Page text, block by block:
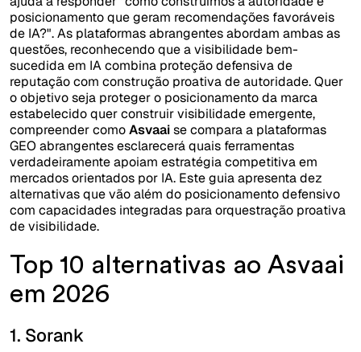
posicionamento que geram recomendações favoráveis
de IA?". As plataformas abrangentes abordam ambas as
questões, reconhecendo que a visibilidade bem-
sucedida em IA combina proteção defensiva de
reputação com construção proativa de autoridade. Quer
o objetivo seja proteger o posicionamento da marca
estabelecido quer construir visibilidade emergente,
compreender comoAsvaaise compara a plataformas
GEO abrangentes esclarecerá quais ferramentas
verdadeiramente apoiam estratégia competitiva em
mercados orientados por IA. Este guia apresenta dez
alternativas que vão além do posicionamento defensivo
com capacidades integradas para orquestração proativa
de visibilidade.
Top 10 alternativas ao Asvaai
em 2026
1. Sorank